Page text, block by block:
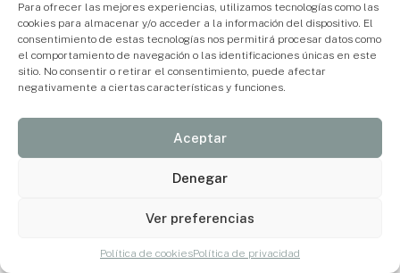
Para ofrecer las mejores experiencias, utilizamos tecnologías como las
cookies para almacenar y/o acceder a la información del dispositivo. El
consentimiento de estas tecnologías nos permitirá procesar datos como
el comportamiento de navegación o las identificaciones únicas en este
sitio. No consentir o retirar el consentimiento, puede afectar
negativamente a ciertas características y funciones.
Aceptar
Denegar
Ver preferencias
Política de cookiesPolítica de privacidad